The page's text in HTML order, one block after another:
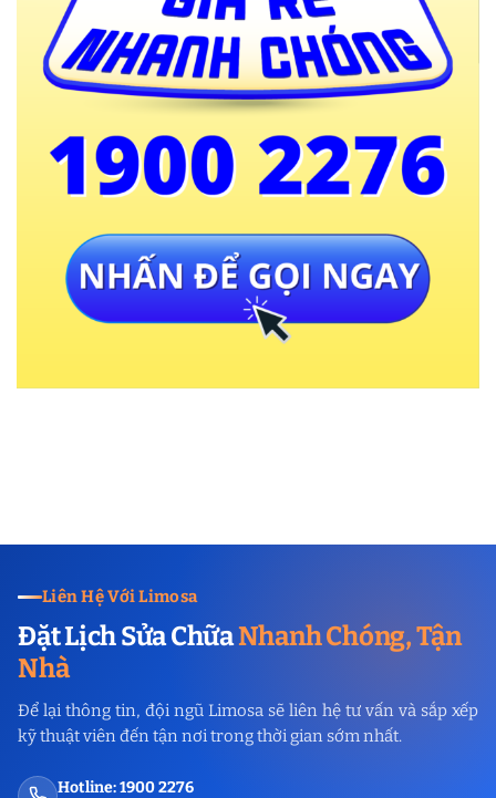
Liên Hệ Với Limosa
Đặt Lịch Sửa ChữaNhanh Chóng, Tận
Nhà
Để lại thông tin, đội ngũ Limosa sẽ liên hệ tư vấn và sắp xếp
kỹ thuật viên đến tận nơi trong thời gian sớm nhất.
Hotline: 1900 2276